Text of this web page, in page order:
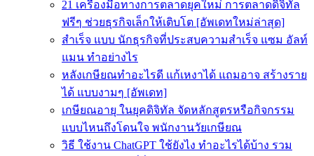
21 เครื่องมือทางการตลาดยุคใหม่ การตลาดดิจิทัล
ฟรีๆ ช่วยธุรกิจเล็กให้เติบโต [อัพเดทใหม่ล่าสุด]
สำเร็จ แบบ นักธุรกิจที่ประสบความสําเร็จ แซม อัลท์
แมน ทำอย่างไร
หลังเกษียณทําอะไรดี แก้เหงาได้ แถมอาจ สร้างราย
ได้ แบบงามๆ [อัพเดท]
เกษียณอายุ ในยุคดิจิทัล จัดหลักสูตรหรือกิจกรรม
แบบไหนถึงโดนใจ พนักงานวัยเกษียณ
วิธี ใช้งาน ChatGPT ใช้ยังไง ทำอะไรได้บ้าง รวม